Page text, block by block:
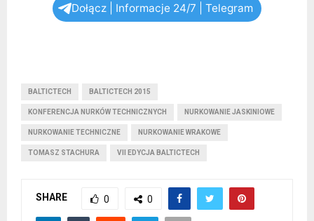
Dołącz | Informacje 24/7 | Telegram
BALTICTECH BALTICTECH 2015
KONFERENCJA NURKÓW TECHNICZNYCH NURKOWANIE JASKINIOWE
NURKOWANIE TECHNICZNE NURKOWANIE WRAKOWE
TOMASZ STACHURA VII EDYCJA BALTICTECH
SHARE 0 0